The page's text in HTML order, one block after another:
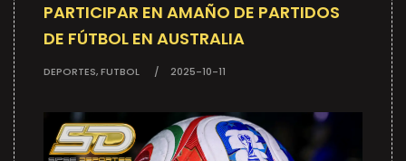
PARTICIPAR EN AMAÑO DE PARTIDOS
DE FÚTBOL EN AUSTRALIA
DEPORTES, FUTBOL 2025-10-11